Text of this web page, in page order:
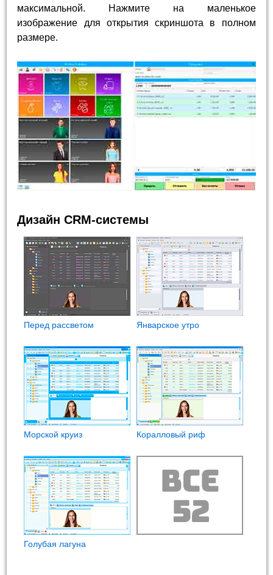
максимальной. Нажмите на маленькое
изображение для открытия скриншота в полном
размере.
Дизайн CRM-системы
Перед рассветом Январское утро
Морской круиз Коралловый риф
Голубая лагуна